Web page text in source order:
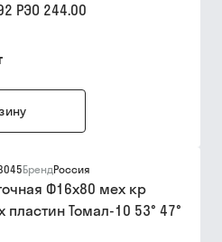
РЭО 244.00
БрендРоссия
Ф16х80 мех кр
Томал-10 53° 47°